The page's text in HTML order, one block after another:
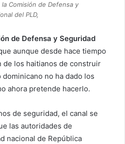
Comisión de Defensa y
del PLD,
de Defensa y Seguridad
aunque desde hace tiempo
de los haitianos de construir
no ha dado los
ahora pretende hacerlo.
de seguridad, el canal se
las autoridades de
nacional de República